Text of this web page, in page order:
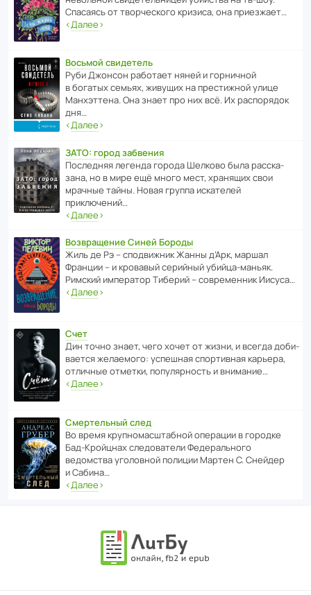
Спасаясь от твор­че­с­кого кризиса, она приезжает…
‹Далее›
Восьмой свидетель
Руби Джонсон рабо­тает няней и горни­чной
в богатых семьях, живущих на прес­ти­жной улице
Манх­эт­тена. Она знает про них всё. Их распо­рядок
дня…
‹Далее›
ЗАТО: город забвения
После­дняя легенда города Шелково была расска­
зана, но в мире ещё много мест, хранящих свои
мрачные тайны. Новая группа иска­телей
приключений…
‹Далее›
Возвращение Синей Бороды
Жиль де Рэ – спод­ви­жник Жанны д’Арк, маршал
Франции – и кровавый серийный убийца-маньяк.
Римский импе­ратор Тиберий – совре­менник Иисуса…
‹Далее›
Счет
Дин точно знает, чего хочет от жизни, и всегда доби­
ва­ется жела­е­мого: успе­шная спор­ти­вная карьера,
отли­чные отметки, попу­ля­р­ность и внимание…
‹Далее›
Смертельный след
Во время круп­но­мас­ш­та­бной операции в городке
Бад‑Крой­цнах следо­ва­тели Феде­раль­ного
ведомства уголо­вной полиции Мартен С. Снейдер
и Сабина…
‹Далее›